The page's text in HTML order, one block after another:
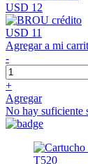
USD 12
USD 11
Agregar a mi
-
+
Agregar
No hay suficiente